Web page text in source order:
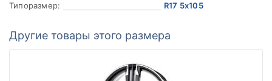
Типоразмер:
R17 5x105
Другие товары этого размера